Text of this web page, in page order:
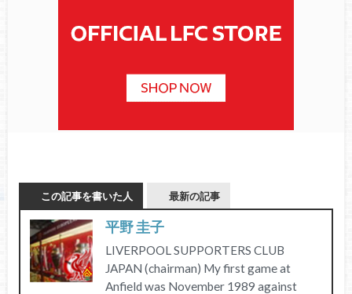
この記事を書いた人 最新の記事
平野 圭子
LIVERPOOL SUPPORTERS CLUB
JAPAN (chairman) My first game at
Anfield was November 1989 against